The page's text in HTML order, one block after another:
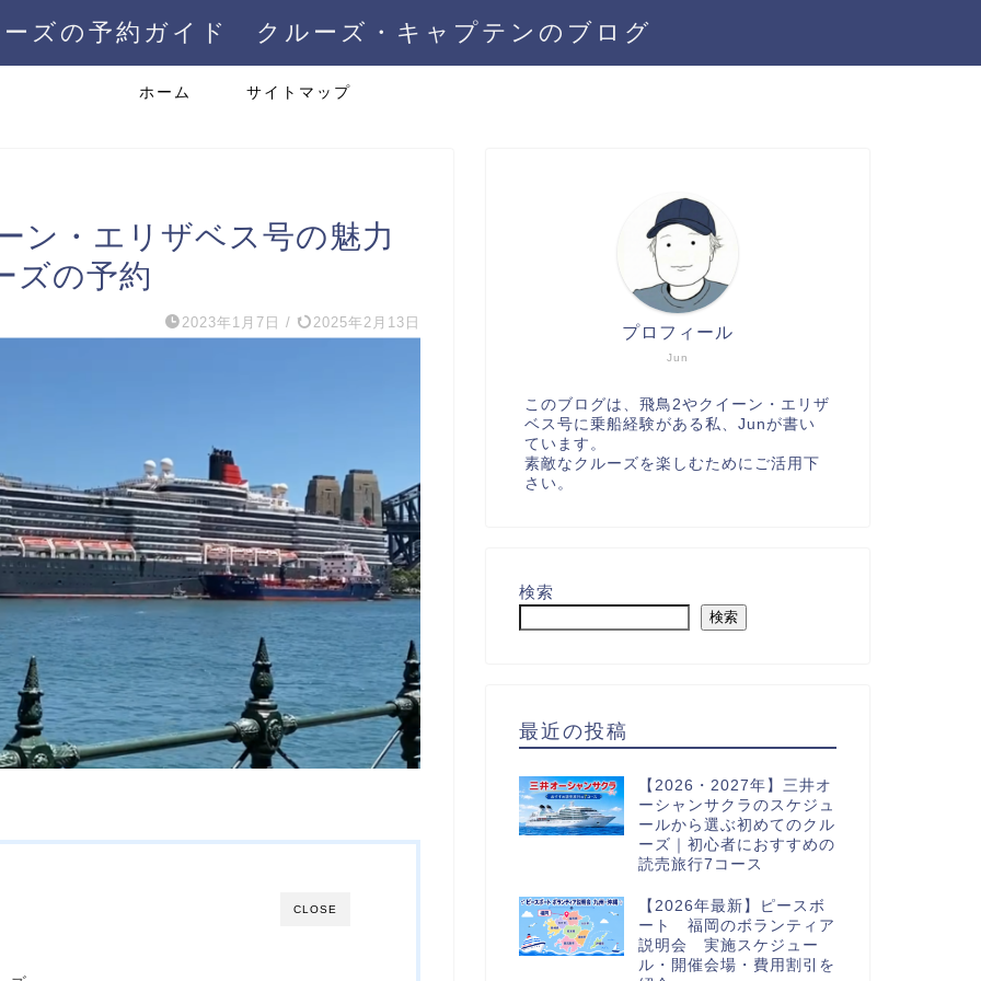
ーズの予約ガイド クルーズ・キャプテンのブログ
ホーム サイトマップ
ン・エリザベス号の魅力
ズの予約
2023年1月7日 / 2025年2月13日
CLOSE
Jun
プロフィール
このブログは、飛鳥2やクイーン・エリザ
ベス号に乗船経験がある私、Junが書い
ています。
素敵なクルーズを楽しむためにご活用下
さい。
検索
検索
最近の投稿
【2026・2027年】三井オ
ーシャンサクラのスケジュ
ールから選ぶ初めてのクル
ーズ｜初心者におすすめの
読売旅行7コース
【2026年最新】ピースボ
ート 福岡のボランティア
説明会 実施スケジュー
ル・開催会場・費用割引を